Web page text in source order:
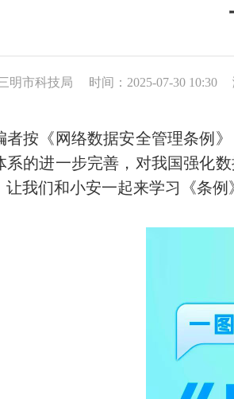
明市科技局 时间：2025-07-30 10:30
《网络数据安全管理条例》
系的进一步完善，对我国强化
让我们和小安一起来学习《条